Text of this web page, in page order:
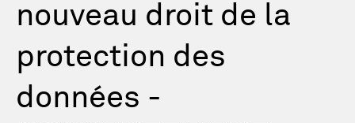
nouveau droit de la
protection des
données -